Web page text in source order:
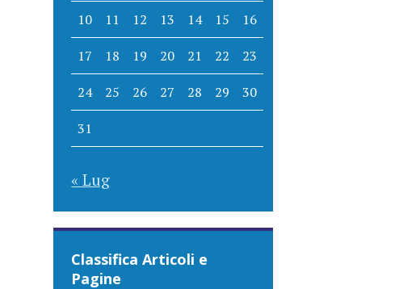
10 11 12 13 14 15 16
17 18 19 20 21 22 23
24 25 26 27 28 29 30
31
« Lug
Classifica Articoli e
Pagine